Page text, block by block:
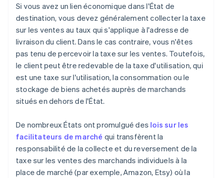
Si vous avez un lien économique dans l'État de
destination, vous devez généralement collecter la taxe
sur les ventes au taux qui s'applique à l'adresse de
livraison du client. Dans le cas contraire, vous n'êtes
pas tenu de percevoir la taxe sur les ventes. Toutefois,
le client peut être redevable de la taxe d'utilisation, qui
est une taxe sur l'utilisation, la consommation ou le
stockage de biens achetés auprès de marchands
situés en dehors de l'État.
De nombreux États ont promulgué des lois sur les
facilitateurs de marché qui transfèrent la
responsabilité de la collecte et du reversement de la
taxe sur les ventes des marchands individuels à la
place de marché (par exemple, Amazon, Etsy) où la